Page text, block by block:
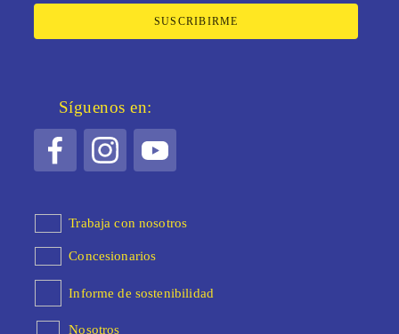
SUSCRIBIRME
Síguenos en:
Trabaja con nosotros
Concesionarios
Informe de sostenibilidad
Nosotros